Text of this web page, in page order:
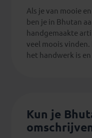
Als je van mooie
ben je in Bhutan
handgemaakte
veel moois
het handwerk is
Kun je